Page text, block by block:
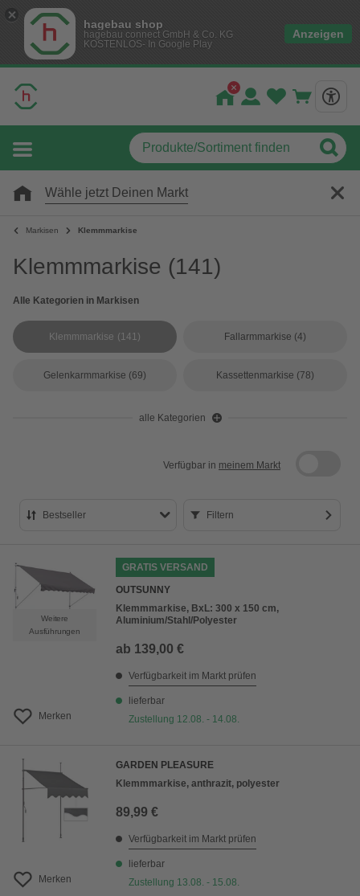
hagebau shop
hagebau connect GmbH & Co. KG
KOSTENLOS- In Google Play
Anzeigen
Wähle jetzt Deinen Markt
Markisen Klemmmarkise
Klemmmarkise (141)
Alle Kategorien in Markisen
Klemmmarkise (141) Fallarmmarkise (4)
Gelenkarmmarkise (69) Kassettenmarkise (78)
alle Kategorien
Verfügbar in meinem Markt
Bestseller
Preis aufsteigend
Preis absteigend
Bewertung
Filtern
Weitere
Ausführungen
Merken
GRATIS VERSAND
OUTSUNNY
Klemmmarkise, BxL: 300 x 150 cm,
Aluminium/Stahl/Polyester
ab 139,00 €
Verfügbarkeit im Markt prüfen
lieferbar
Zustellung 12.08. - 14.08.
Merken
GARDEN PLEASURE
Klemmmarkise, anthrazit, polyester
89,99 €
Verfügbarkeit im Markt prüfen
lieferbar
Zustellung 13.08. - 15.08.